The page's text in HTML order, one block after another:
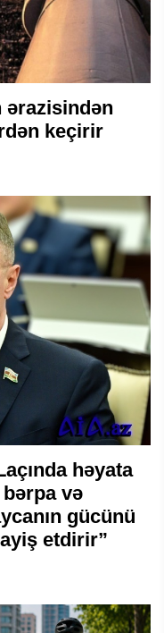
ərazisindən
keçirir
həyata
və
gücünü
etdirir”